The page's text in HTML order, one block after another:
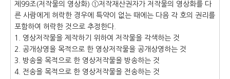
제99조(저작물의 영상화) ①저작재산권자가 저작물의 영상화를 다
른 사람에게 허락한 경우에 특약이 없는 때에는 다음 각 호의 권리를
포함하여 허락한 것으로 추정한다.
1. 영상저작물을 제작하기 위하여 저작물을 각색하는 것
2. 공개상영을 목적으로 한 영상저작물을 공개상영하는 것
3. 방송을 목적으로 한 영상저작물을 방송하는 것
4. 전송을 목적으로 한 영상저작물을 전송하는 것